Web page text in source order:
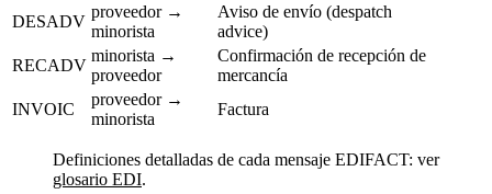
DESADV
proveedor →
minorista
Aviso de envío (despatch
advice)
RECADV
minorista →
proveedor
Confirmación de recepción de
mercancía
INVOIC
proveedor →
minorista
Factura
Definiciones detalladas de cada mensaje EDIFACT: ver
glosario EDI.